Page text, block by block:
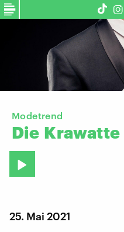
Modetrend
Die Krawatte
25. Mai 2021